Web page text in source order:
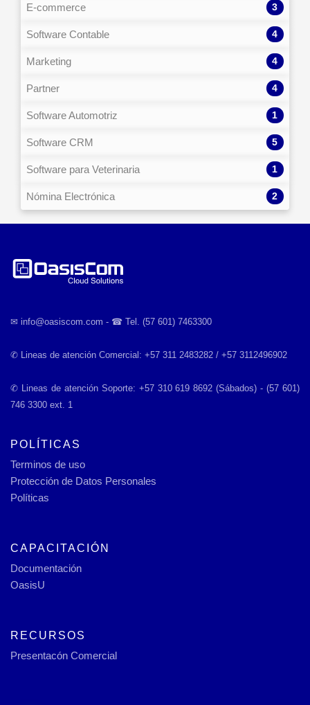
E-commerce 3
Software Contable 4
Marketing 4
Partner 4
Software Automotriz 1
Software CRM 5
Software para Veterinaria 1
Nómina Electrónica 2
✉︎ info@oasiscom.com - ☎︎ Tel. (57 601) 7463300
✆ Lineas de atención Comercial: +57 311 2483282 / +57 3112496902
✆ Lineas de atención Soporte: +57 310 619 8692 (Sábados) - (57 601)
746 3300 ext. 1
POLÍTICAS
Terminos de uso
Protección de Datos Personales
Políticas
CAPACITACIÓN
Documentación
OasisU
RECURSOS
Presentacón Comercial